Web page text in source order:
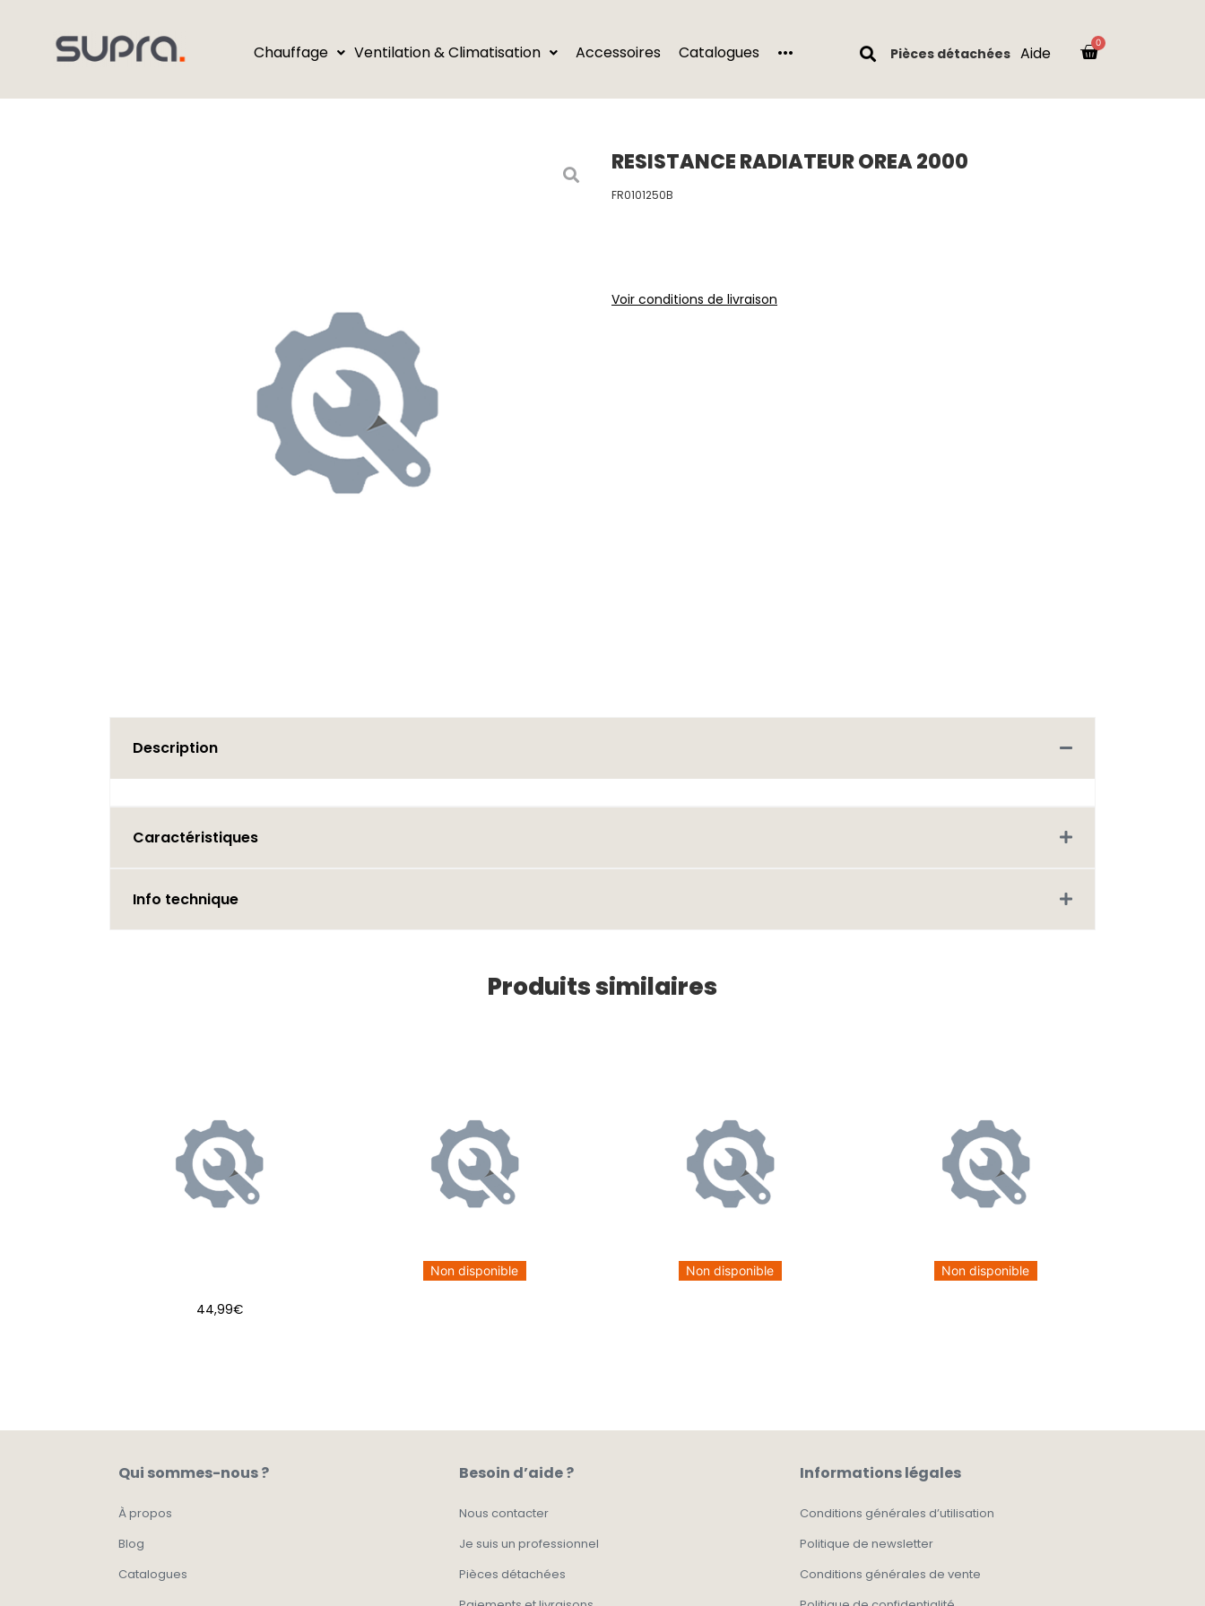
Chauffage Ventilation & Climatisation Accessoires Catalogues ··· Pièces détachées Aide
RESISTANCE RADIATEUR OREA 2000
FR0101250B
Voir conditions de livraison
Description
Caractéristiques
Info technique
Produits similaires
44,99€
Non disponible Non disponible Non disponible
Qui sommes-nous ?
À propos
Blog
Catalogues
Besoin d’aide ?
Nous contacter
Je suis un professionnel
Pièces détachées
Informations légales
Conditions générales d’utilisation
Politique de newsletter
Conditions générales de vente